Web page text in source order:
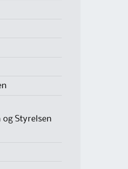
og Styrelsen